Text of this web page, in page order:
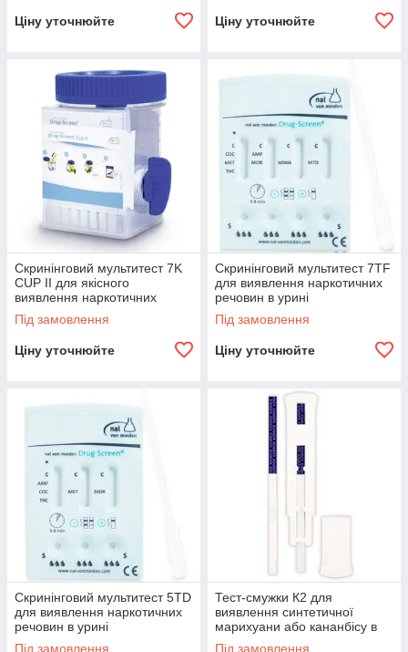
Ціну уточнюйте Ціну уточнюйте
Скринінговий мультитест 7K
CUP II для якісного
виявлення наркотичних
речовин в урині
Під замовлення
Ціну уточнюйте
Скринінговий мультитест 7TF
для виявлення наркотичних
речовин в урині
Під замовлення
Ціну уточнюйте
Скринінговий мультитест 5TD
для виявлення наркотичних
речовин в урині
Під замовлення
Тест-смужки К2 для
виявлення синтетичної
марихуани або кананбісу в
урині
Під замовлення